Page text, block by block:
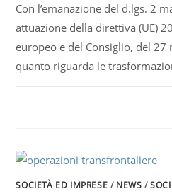
Con l’emanazione del d.lgs. 2
attuazione della direttiva (UE)
europeo e del Consiglio, del
quanto riguarda le
SOCIETÀ ED IMPRESE / NEWS /